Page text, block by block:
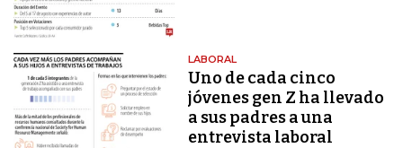
LABORAL
Uno de cada cinco
jóvenes gen Z ha llevado
a sus padres a una
entrevista laboral